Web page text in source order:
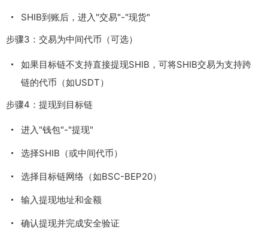
SHIB到账后，进入"交易"-"现货"
步骤3：交易为中间代币（可选）
如果目标链不支持直接提现SHIB，可将SHIB交易为支持跨
链的代币（如USDT）
步骤4：提现到目标链
进入"钱包"-"提现"
选择SHIB（或中间代币）
选择目标链网络（如BSC-BEP20）
输入提现地址和金额
确认提现并完成安全验证